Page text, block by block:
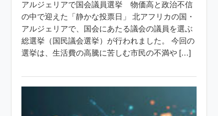
アルジェリアで国会議員選挙 物価高と政治不信
の中で迎えた「静かな投票日」 北アフリカの国・
アルジェリアで、国会にあたる議会の議員を選ぶ
総選挙（国民議会選挙）が行われました。 今回の
選挙は、生活費の高騰に苦しむ市民の不満や […]